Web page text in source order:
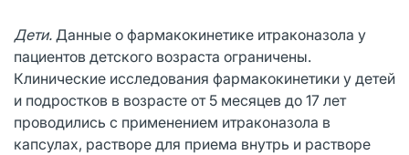
Дети. Данные о фармакокинетике итраконазола у
пациентов детского возраста ограничены.
Клинические исследования фармакокинетики у детей
и подростков в возрасте от 5 месяцев до 17 лет
проводились с применением итраконазола в
капсулах, растворе для приема внутрь и растворе